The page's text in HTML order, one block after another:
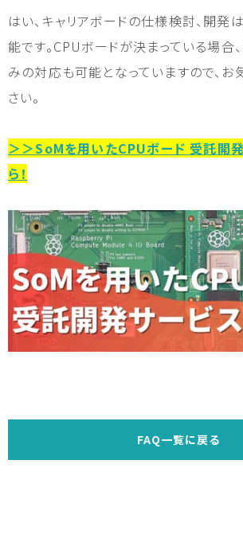
はい、キャリアボードの仕様検討、開発
能です。CPUボードが決まっている場合
みの対応も可能となっていますので、お
さい。
＞＞SoMを用いたCPUボード 受託開
ら！
FAQ一覧に戻る